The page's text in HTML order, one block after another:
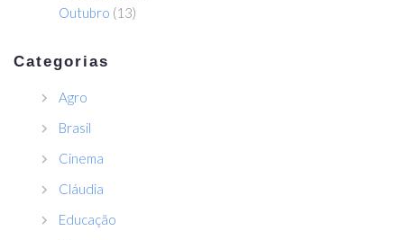
Outubro (13)
Categorias
Agro
Brasil
Cinema
Cláudia
Educação